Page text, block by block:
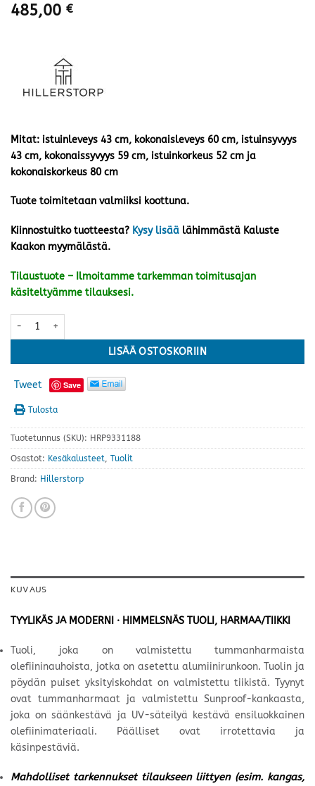
485,00 €
Mitat: istuinleveys 43 cm, kokonaisleveys 60 cm, istuinsyvyys
43 cm, kokonaissyvyys 59 cm, istuinkorkeus 52 cm ja
kokonaiskorkeus 80 cm
Tuote toimitetaan valmiiksi koottuna.
Kiinnostuitko tuotteesta? Kysy lisää lähimmästä Kaluste
Kaakon myymälästä.
Tilaustuote – Ilmoitamme tarkemman toimitusajan
käsiteltyämme tilauksesi.
Himmelsnäs tuoli, harmaa/tiikki määrä
LISÄÄ OSTOSKORIIN
Tweet Save
Tulosta
Tuotetunnus (SKU): HRP9331188
Osastot: Kesäkalusteet, Tuolit
Brand: Hillerstorp
KUVAUS
TYYLIKÄS JA MODERNI · HIMMELSNÄS TUOLI, HARMAA/TIIKKI
Tuoli, joka on valmistettu tummanharmaista
olefiininauhoista, jotka on asetettu alumiinirunkoon. Tuolin ja
pöydän puiset yksityiskohdat on valmistettu tiikistä. Tyynyt
ovat tummanharmaat ja valmistettu Sunproof-kankaasta,
joka on säänkestävä ja UV-säteilyä kestävä ensiluokkainen
olefiinimateriaali. Päälliset ovat irrotettavia ja
käsinpestäviä.
Mahdolliset tarkennukset tilaukseen liittyen (esim. kangas,